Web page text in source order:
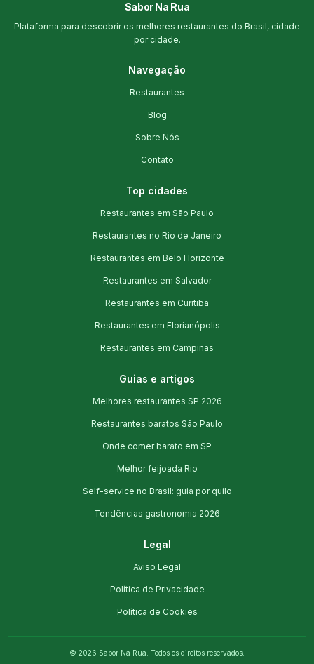
Sabor Na Rua
Plataforma para descobrir os melhores restaurantes do Brasil, cidade
por cidade.
Navegação
Restaurantes
Blog
Sobre Nós
Contato
Top cidades
Restaurantes em São Paulo
Restaurantes no Rio de Janeiro
Restaurantes em Belo Horizonte
Restaurantes em Salvador
Restaurantes em Curitiba
Restaurantes em Florianópolis
Restaurantes em Campinas
Guias e artigos
Melhores restaurantes SP 2026
Restaurantes baratos São Paulo
Onde comer barato em SP
Melhor feijoada Rio
Self-service no Brasil: guia por quilo
Tendências gastronomia 2026
Legal
Aviso Legal
Política de Privacidade
Política de Cookies
© 2026 Sabor Na Rua. Todos os direitos reservados.